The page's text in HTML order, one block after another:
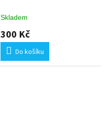
Skladem
300 Kč
Do košíku